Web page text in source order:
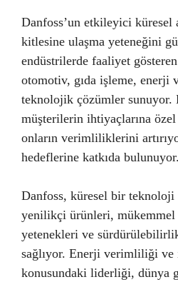
Danfoss’un etkileyici küresel
kitlesine ulaşma yeteneğini
endüstrilerde faaliyet
otomotiv, gıda işleme, enerji
teknolojik çözümler sunuyor.
müşterilerin ihtiyaçlarına
onların verimliliklerini
hedeflerine katkıda bulunuyor.
Danfoss, küresel bir teknoloji
yenilikçi ürünleri,
yetenekleri ve
sağlıyor. Enerji verimliliği
konusundaki liderliği, dünya